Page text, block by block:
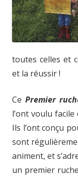
toutes celles et
et la réussir !
Ce Premier
l’ont voulu facile
Ils l’ont conçu
sont
animent, et
un premier